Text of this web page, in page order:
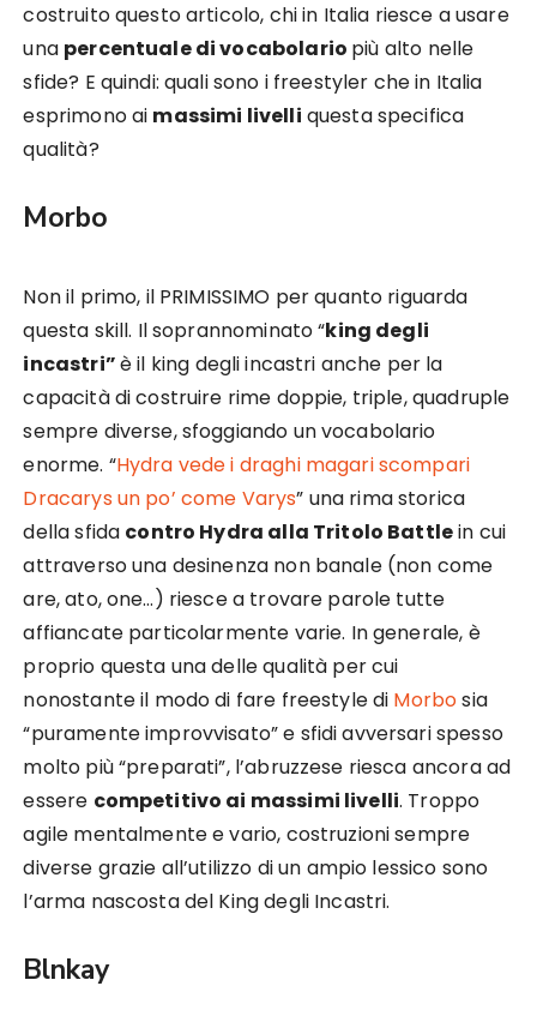
costruito questo articolo, chi in Italia riesce a usare
una percentuale di vocabolario più alto nelle
sfide? E quindi: quali sono i freestyler che in Italia
esprimono ai massimi livelli questa specifica
qualità?
Morbo
Non il primo, il PRIMISSIMO per quanto riguarda
questa skill. Il soprannominato “king degli
incastri”è il king degli incastri anche per la
capacità di costruire rime doppie, triple, quadruple
sempre diverse, sfoggiando un vocabolario
enorme. “Hydra vede i draghi magari scompari
Dracarys un po’ come Varys” una rima storica
della sfida contro Hydra alla Tritolo Battlein cui
attraverso una desinenza non banale (non come
are, ato, one…) riesce a trovare parole tutte
affiancate particolarmente varie. In generale, è
proprio questa una delle qualità per cui
nonostante il modo di fare freestyle di Morbosia
“puramente improvvisato” e sfidi avversari spesso
molto più “preparati”, l’abruzzese riesca ancora ad
essere competitivo ai massimi livelli. Troppo
agile mentalmente e vario, costruzioni sempre
diverse grazie all’utilizzo di un ampio lessico sono
l’arma nascosta del King degli Incastri.
Blnkay